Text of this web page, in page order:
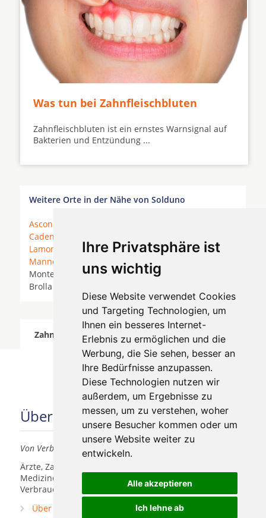
Ihre Privatsphäre ist
uns wichtig
Diese Website verwendet Cookies
und Targeting Technologien, um
Ihnen ein besseres Internet-
Erlebnis zu ermöglichen und die
Werbung, die Sie sehen, besser an
Ihre Bedürfnisse anzupassen.
Diese Technologien nutzen wir
außerdem, um Ergebnisse zu
messen, um zu verstehen, woher
unsere Besucher kommen oder um
unsere Website weiter zu
entwickeln.
Alle akzeptieren
Ich lehne ab
Was tun bei Zahnfleischbluten
Zahnfleischbluten ist ein ernstes Warnsignal auf
Bakterien und Entzündung ...
Weitere Orte in der Nähe von Solduno
Ascona
Cadenazzo
Lamone
Locarno* Losone* Madonna del Sasso *
Manno
* Monte Brè sopra Locarno *
Monte Verità * Moscia *Muralto* Orselina * Ponte
Brolla *
Zahnärzte für Zahnimplantete in Solduno wurde
am 09 August 2026 aktualisiert.
Über uns
Von Verbrauchern für Verbraucher
Ärzte, Zahnärzte, Akustiker und andere
Medizindienstleister haben hier die Möglichkeit, sich
Verbrauchern vorzustellen.
Über uns
Praxismarketing